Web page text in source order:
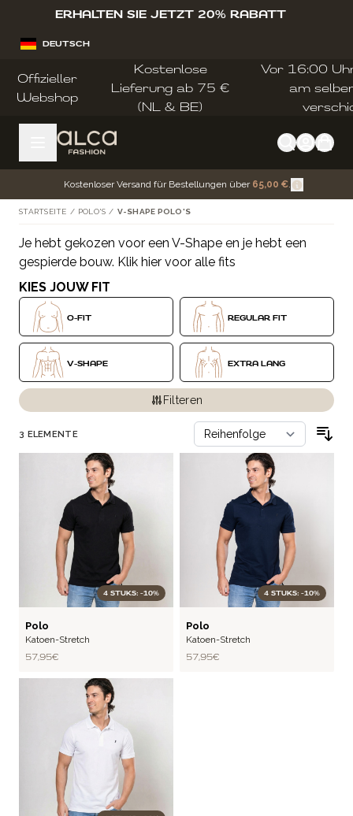
Zum Inhalt springen
ERHALTEN SIE JETZT 20% RABATT
Offizieller
Webshop
Kostenlose
Lieferung ab 75 €
(NL & BE)
Vor 16:00
am
DEUTSCH
Kostenloser Versand für Bestellungen über 65,00 €.
Zur Produktliste springen
STARTSEITE / POLO'S / V-SHAPE POLO'S
Je hebt gekozen voor een V-Shape en je hebt een
gespierde bouw. Klik hier voor alle fits
KIES JOUW FIT
O-FIT REGULAR FIT
V-SHAPE EXTRA LANG
Filteren
3 ELEMENTE
4 STUKS: -10%
FLEX
Polo
Katoen-Stretch
57,95 €
4 STUKS: -10%
FLEX
Polo
Katoen-Stretch
57,95 €